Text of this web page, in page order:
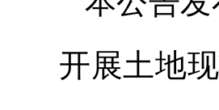
开展土地